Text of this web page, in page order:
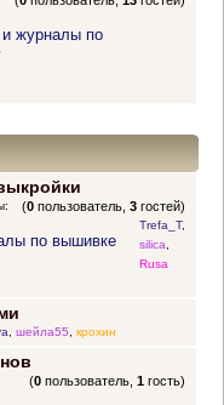
и журналы по
(0 пользователь,3 гостей)
по вышивке
Trefa_T,
silica,
Rusa
, шейла55, крохин
(0 пользователь,1 гость)